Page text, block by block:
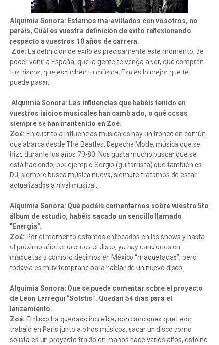
Alquimia Sonora: Estamos maravillados con vosotros, no
paráis, Cuál es vuestra definición de éxito reflexionando
respecto a vuestros 10 años de carrera.
Zoé: La definición de éxito es precisamente este momento, de
poder venir a España, que la gente te venga a ver, que compren
tus discos, que escuchen tu música. Eso es lo mejor que te
puede pasar.
Alquimia Sonora: Las influencias que habéis tenido en
vuestros inicios musicales han cambiado, o qué cosas
siempre se han mantenido en Zoé.
Zoé: En cuanto a influencias musicales hay un tronco en común
que abarca desde The Beatles, Depeche Mode, música que se
hizo durante los años 70-80. Nos gusta mucho buscar que se
está haciendo, por ejemplo Sergio (guitarrista) que también es
DJ, siempre busca música nueva, siempre tratamos de estar
actualizados a nivel musical.
Alquimia Sonora: Qué podéis comentarnos sobre vuestro 5to
álbum de estudio, habéis sacado un sencillo llamado
"Energía".
Zoé: Por el momento estamos enfocados en los shows y hasta
el próximo año tendremos el disco, ya hay canciones en
maquetas o como lo decimos en México “maquetadas”, pero
todavía es muy temprano para hablar de un nuevo disco.
Alquimia Sonora: Que se puede comentar sobre el proyecto
de León Larregui “Solstis”. Quedan 54 días para el
lanzamiento.
Zoé: El disco ha quedado increíble, son canciones que León
trabajó en Paris junto a otros músicos, sacar un disco como
solista es un proyecto traído en manos hace varios años, esto no